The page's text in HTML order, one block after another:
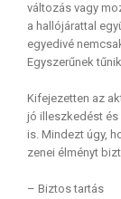
változás vagy
a hallójárattal
egyedivé
Egyszerűnek
Kifejezetten az
jó illeszkedést
is. Mindezt úgy,
zenei élményt
– Biztos tartás